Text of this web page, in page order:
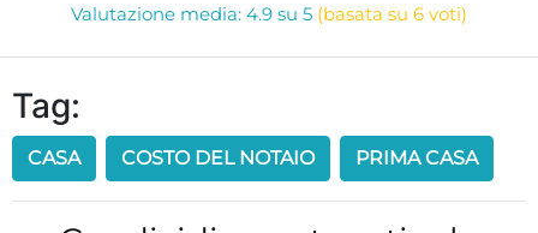
Valutazione media: 4.9 su 5 (basata su 6 voti)
Tag:
CASA COSTO DEL NOTAIO PRIMA CASA